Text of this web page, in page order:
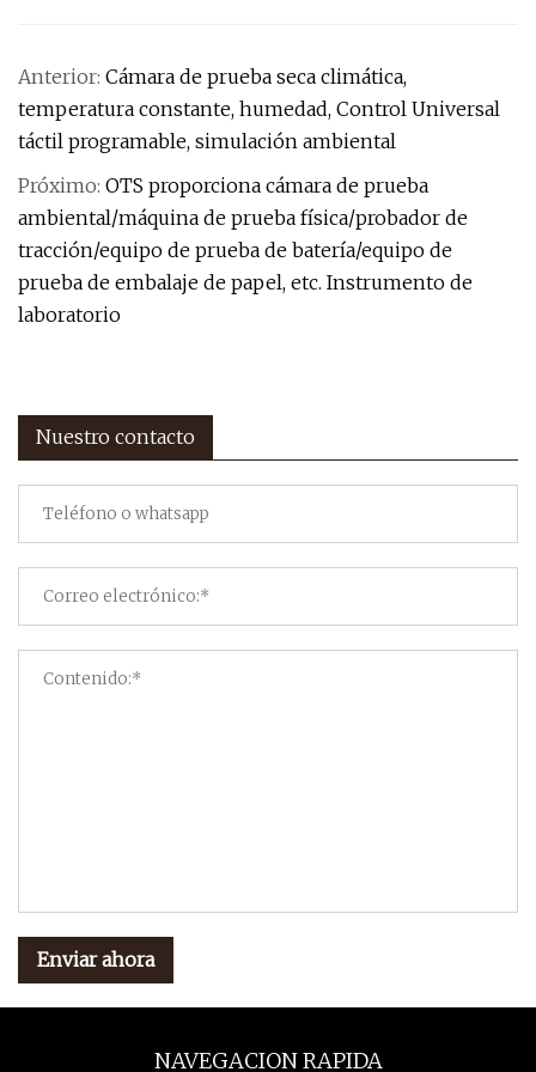
Anterior: Cámara de prueba seca climática,
temperatura constante, humedad, Control Universal
táctil programable, simulación ambiental
Próximo: OTS proporciona cámara de prueba
ambiental/máquina de prueba física/probador de
tracción/equipo de prueba de batería/equipo de
prueba de embalaje de papel, etc. Instrumento de
laboratorio
Nuestro contacto
Enviar ahora
NAVEGACION RAPIDA